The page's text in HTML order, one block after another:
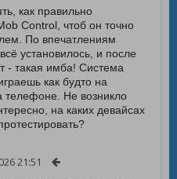
как правильно
Control, чтоб он точно
По впечатлениям
установилось, и после
- такая имба! Система
как будто на
Не возникло
на каких девайсах
21:51